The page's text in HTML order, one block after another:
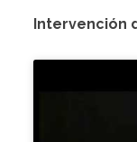
Intervención